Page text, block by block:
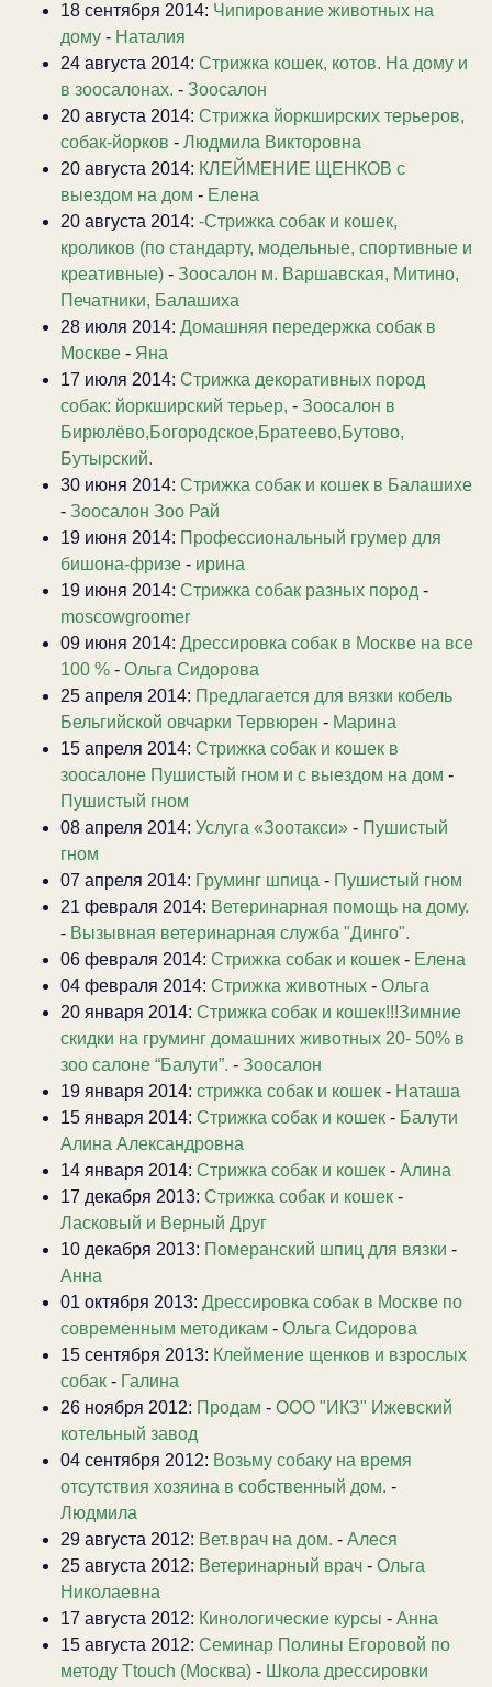
18 сентября 2014: Чипирование животных на
дому - Наталия
24 августа 2014: Стрижка кошек, котов. На дому и
в зоосалонах. - Зоосалон
20 августа 2014: Стрижка йоркширских терьеров,
собак-йорков - Людмила Викторовна
20 августа 2014: КЛЕЙМЕНИЕ ЩЕНКОВ с
выездом на дом - Елена
20 августа 2014: -Стрижка собак и кошек,
кроликов (по стандарту, модельные, спортивные и
креативные) - Зоосалон м. Варшавская, Митино,
Печатники, Балашиха
28 июля 2014: Домашняя передержка собак в
Москве - Яна
17 июля 2014: Стрижка декоративных пород
собак: йоркширский терьер, - Зоосалон в
Бирюлёво,Богородское,Братеево,Бутово,
Бутырский.
30 июня 2014: Стрижка собак и кошек в Балашихе
- Зоосалон Зоо Рай
19 июня 2014: Профессиональный грумер для
бишона-фризе - ирина
19 июня 2014: Стрижка собак разных пород -
moscowgroomer
09 июня 2014: Дрессировка собак в Москве на все
100 % - Ольга Сидорова
25 апреля 2014: Предлагается для вязки кобель
Бельгийской овчарки Тервюрен - Марина
15 апреля 2014: Стрижка собак и кошек в
зоосалоне Пушистый гном и с выездом на дом -
Пушистый гном
08 апреля 2014: Услуга «Зоотакси» - Пушистый
гном
07 апреля 2014: Груминг шпица - Пушистый гном
21 февраля 2014: Ветеринарная помощь на дому.
- Вызывная ветеринарная служба "Динго".
06 февраля 2014: Стрижка собак и кошек - Елена
04 февраля 2014: Стрижка животных - Ольга
20 января 2014: Стрижка собак и кошек!!!Зимние
скидки на груминг домашних животных 20- 50% в
зоо салоне “Балути”. - Зоосалон
19 января 2014: стрижка собак и кошек - Наташа
15 января 2014: Стрижка собак и кошек - Балути
Алина Александровна
14 января 2014: Стрижка собак и кошек - Алина
17 декабря 2013: Стрижка собак и кошек -
Ласковый и Верный Друг
10 декабря 2013: Померанский шпиц для вязки -
Анна
01 октября 2013: Дрессировка собак в Москве по
современным методикам - Ольга Сидорова
15 сентября 2013: Клеймение щенков и взрослых
собак - Галина
26 ноября 2012: Продам - ООО "ИКЗ" Ижевский
котельный завод
04 сентября 2012: Возьму собаку на время
отсутствия хозяина в собственный дом. -
Людмила
29 августа 2012: Вет.врач на дом. - Алеся
25 августа 2012: Ветеринарный врач - Ольга
Николаевна
17 августа 2012: Кинологические курсы - Анна
15 августа 2012: Семинар Полины Егоровой по
методу Ttouch (Москва) - Школа дрессировки